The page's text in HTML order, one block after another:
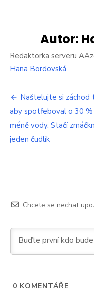
vajec.
se
vaším
tělem,
budete
Autor:
Redaktorka serveru
Hana Bordovská
Navigace
pro
příspěvek
Naštelujte si záchod
aby spotřeboval o 30 %
méně vody. Stačí
jeden čudlík
Chcete se nechat
0 KOMENTÁŘE